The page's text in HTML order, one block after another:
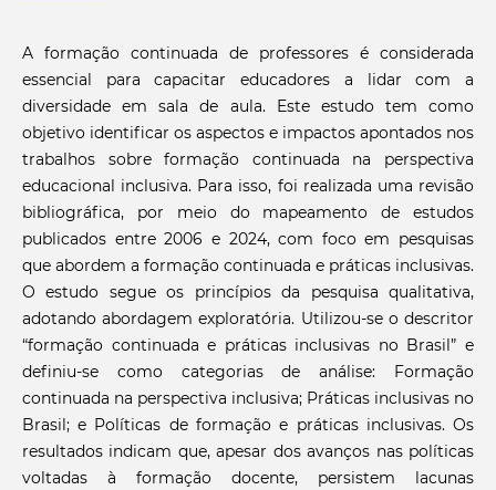
A formação continuada de professores é considerada
essencial para capacitar educadores a lidar com a
diversidade em sala de aula. Este estudo tem como
objetivo identificar os aspectos e impactos apontados nos
trabalhos sobre formação continuada na perspectiva
educacional inclusiva. Para isso, foi realizada uma revisão
bibliográfica, por meio do mapeamento de estudos
publicados entre 2006 e 2024, com foco em pesquisas
que abordem a formação continuada e práticas inclusivas.
O estudo segue os princípios da pesquisa qualitativa,
adotando abordagem exploratória. Utilizou-se o descritor
“formação continuada e práticas inclusivas no Brasil” e
definiu-se como categorias de análise: Formação
continuada na perspectiva inclusiva; Práticas inclusivas no
Brasil; e Políticas de formação e práticas inclusivas. Os
resultados indicam que, apesar dos avanços nas políticas
voltadas à formação docente, persistem lacunas